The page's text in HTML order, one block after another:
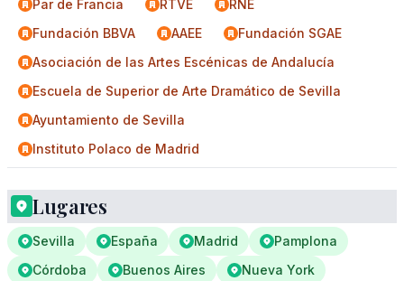
Par de Francia
RTVE
RNE
Fundación BBVA
AAEE
Fundación SGAE
Asociación de las Artes Escénicas de Andalucía
Escuela de Superior de Arte Dramático de Sevilla
Ayuntamiento de Sevilla
Instituto Polaco de Madrid
Lugares
Sevilla España Madrid
Pamplona
Córdoba
Buenos Aires
Nueva York